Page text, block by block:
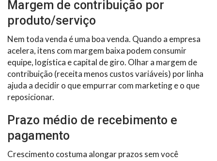
Margem de contribuição por
produto/serviço
Nem toda venda é uma boa venda. Quando a empresa
acelera, itens com margem baixa podem consumir
equipe, logística e capital de giro. Olhar a margem de
contribuição (receita menos custos variáveis) por linha
ajuda a decidir o que empurrar com marketing e o que
reposicionar.
Prazo médio de recebimento e
pagamento
Crescimento costuma alongar prazos sem você